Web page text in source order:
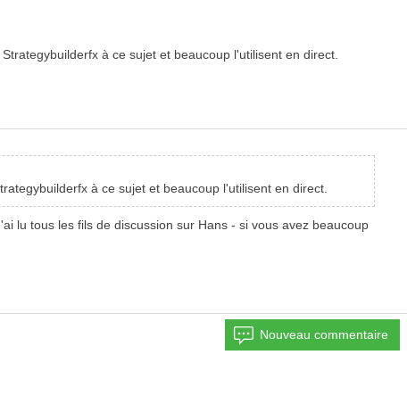
à ce sujet et beaucoup l'utilisent en direct.
à ce sujet et beaucoup l'utilisent en direct.
lu tous les fils de discussion sur Hans - si vous avez beaucoup
Nouveau commentaire